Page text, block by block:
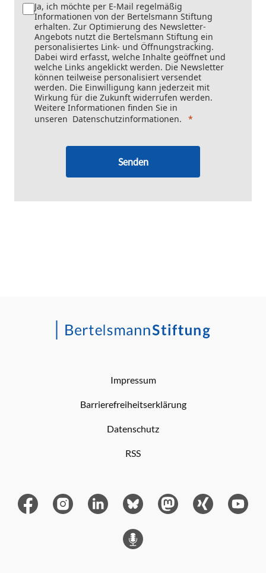
Ja, ich möchte per E-Mail regelmäßig
Informationen von der Bertelsmann Stiftung
erhalten. Zur Optimierung des Newsletter-
Angebots nutzt die Bertelsmann Stiftung ein
personalisiertes Link- und Öffnungstracking.
Dabei wird erfasst, welche Inhalte geöffnet und
welche Links angeklickt werden. Die Newsletter
können teilweise personalisiert versendet
werden. Die Einwilligung kann jederzeit mit
Wirkung für die Zukunft widerrufen werden.
Weitere Informationen finden Sie in
unseren Datenschutzinformationen.
Senden
Impressum
Barrierefreiheitserklärung
Datenschutz
RSS